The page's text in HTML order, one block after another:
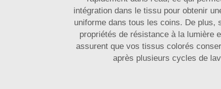
intégration dans le tissu pour obtenir
uniforme dans tous les coins. De plus,
propriétés de résistance à la lumière
assurent que vos tissus colorés
après plusieurs cycles de